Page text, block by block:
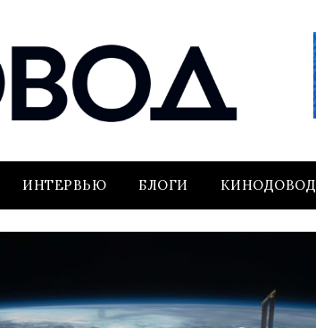
ИНТЕРВЬЮ БЛОГИ КИНОДОВОД